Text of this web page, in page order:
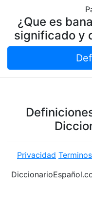
¿Que es
significado y
Privacidad Terminos